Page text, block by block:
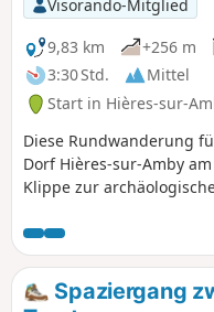
Visorando-Mitglied
9,83 km
+256 m
3:30 Std.
Mittel
Start in Hières-sur-
Diese Rundwanderung
Dorf Hières-sur-Amby
Klippe zur
Panoramablick auf das
Monts du Lyonnais, die
Lyon und Ain sowie die
Bugey.Spaziergang